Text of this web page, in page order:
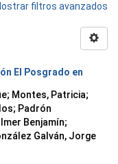
filtros avanzados
El Posgrado en
; Montes, Patricia;
; Padrón
Benjamín;
Galván, Jorge